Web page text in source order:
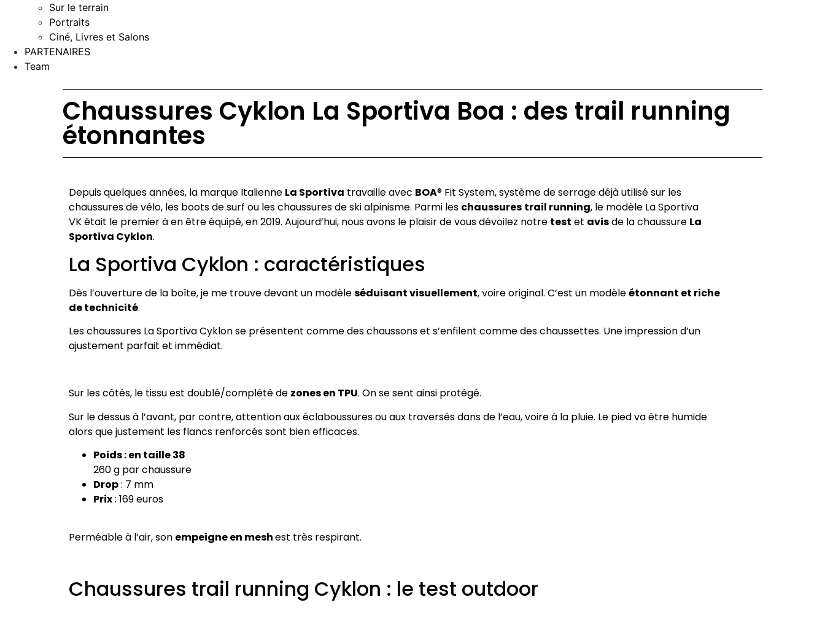
Sur le terrain
Portraits
Ciné, Livres et Salons
PARTENAIRES
Team
Chaussures Cyklon La Sportiva Boa : des trail running
étonnantes
Depuis quelques années, la marque Italienne La Sportiva travaille avec BOA® Fit System, système de serrage déjà utilisé sur les
chaussures de vélo, les boots de surf ou les chaussures de ski alpinisme. Parmi les chaussures trail running, le modèle La Sportiva
VKétait le premier à en être équipé, en 2019. Aujourd’hui, nous avons le plaisir de vous dévoilez notre test et avisde la chaussure La
Sportiva Cyklon.
La Sportiva Cyklon : caractéristiques
Dès l’ouverture de la boîte, je me trouve devant un modèleséduisant visuellement, voire original. C’est un modèleétonnant et riche
de technicité.
Les chaussures La SportivaCyklon se présentent comme des chaussons et s’enfilent comme des chaussettes. Une impression d’un
ajustement parfait et immédiat.
Sur les côtés, le tissu est doublé/complété de zones en TPU. On se sent ainsi protégé.
Sur le dessus à l’avant, par contre, attention aux éclaboussures ou aux traversés dans de l’eau, voire à la pluie. Le pied va être humide
alors que justement les flancs renforcés sont bien efficaces.
Poids : en taille 38
260 g par chaussure
Drop: 7 mm
Prix: 169 euros
Perméable à l’air, son empeigne en meshest très respirant.
Chaussures trail running Cyklon : le test outdoor